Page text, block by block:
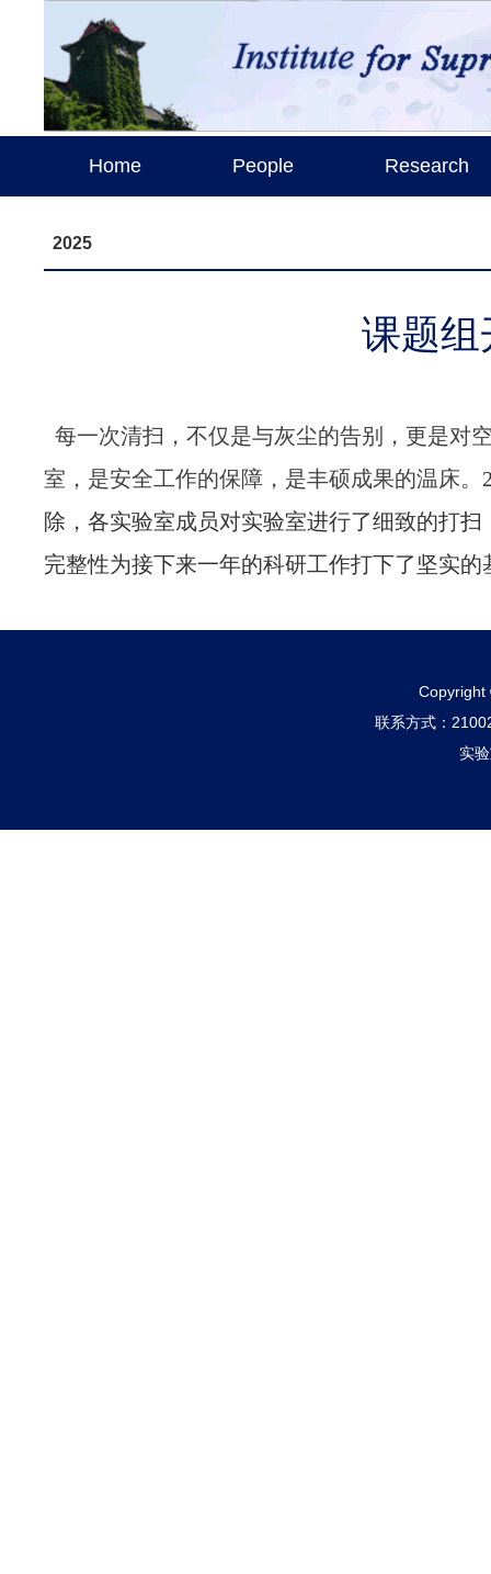
Home People Research
2025
课题组
每一次清扫，不仅是与灰尘的告别，更是对
室，是安全工作的保障，是丰硕成果的温床。
除，各实验室成员对实验室进行了细致的打
完整性为接下来一年的科研工作打下了坚实的
Copyright
联系方式：
实